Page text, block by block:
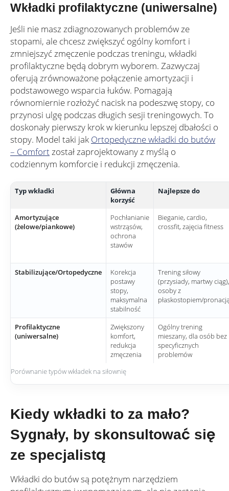
Wkładki profilaktyczne (uniwersalne)
Jeśli nie masz zdiagnozowanych problemów ze
stopami, ale chcesz zwiększyć ogólny komfort i
zmniejszyć zmęczenie podczas treningu, wkładki
profilaktyczne będą dobrym wyborem. Zazwyczaj
oferują zrównoważone połączenie amortyzacji i
podstawowego wsparcia łuków. Pomagają
równomiernie rozłożyć nacisk na podeszwę stopy, co
przynosi ulgę podczas długich sesji treningowych. To
doskonały pierwszy krok w kierunku lepszej dbałości o
stopy. Model taki jak Ortopedyczne wkładki do butów
– Comfortzostał zaprojektowany z myślą o
codziennym komforcie i redukcji zmęczenia.
Porównanie typów wkładek na siłownię
Typ wkładki
Główna
korzyść
Najlepsze do
Amortyzujące
(żelowe/piankowe)
Pochłanianie
wstrząsów,
ochrona
stawów
Bieganie, cardio,
crossfit, zajęcia fitness
Stabilizujące/Ortopedyczne
Korekcja
postawy
stopy,
maksymalna
stabilność
Trening siłowy
(przysiady, martwy ciąg),
osoby z
płaskostopiem/
Profilaktyczne
(uniwersalne)
Zwiększony
komfort,
redukcja
zmęczenia
Ogólny trening
mieszany, dla osób bez
specyficznych
problemów
Kiedy wkładki to za mało?
Sygnały, by skonsultować się
ze specjalistą
Wkładki do butów są potężnym narzędziem